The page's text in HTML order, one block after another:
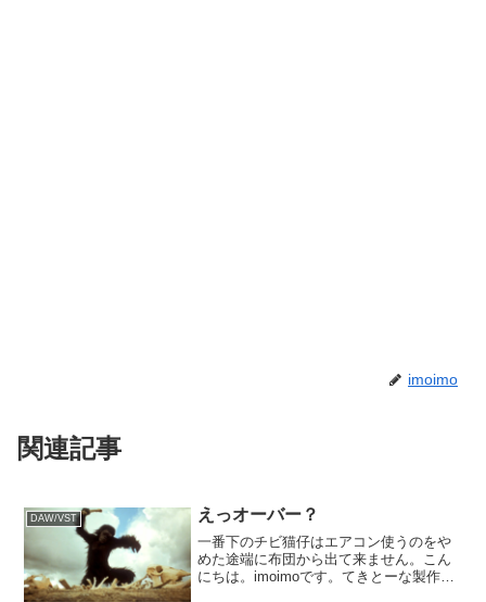
imoimo
関連記事
DAW/VST えっオーバー？
一番下のチビ猫仔はエアコン使うのをや
めた途端に布団から出て来ません。こん
にちは。imoimoです。てきとーな製作を